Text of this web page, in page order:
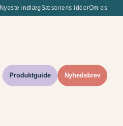
Nyeste indlægSæsonens idéerOm os
Produktguide Nyhedsbrev